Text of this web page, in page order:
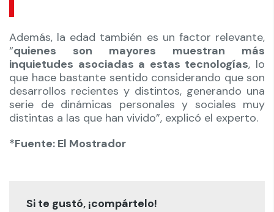
Además, la edad también es un factor relevante,
“quienes son mayores muestran más
inquietudes asociadas a estas tecnologías, lo
que hace bastante sentido considerando que son
desarrollos recientes y distintos, generando una
serie de dinámicas personales y sociales muy
distintas a las que han vivido”, explicó el experto.
*Fuente: El Mostrador
Si te gustó, ¡compártelo!